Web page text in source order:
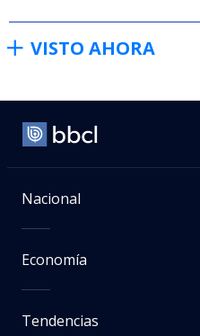
VISTO AHORA
Nacional
Economía
Tendencias